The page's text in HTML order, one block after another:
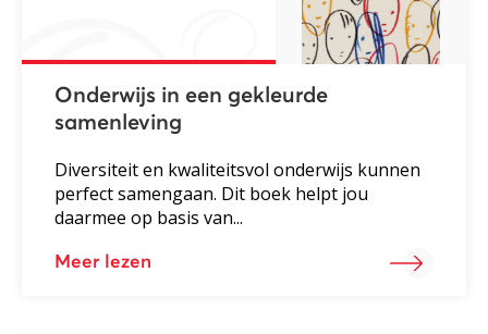
Onderwijs in een gekleurde
samenleving
Diversiteit en kwaliteitsvol onderwijs kunnen
perfect samengaan. Dit boek helpt jou
daarmee op basis van...
Meer lezen